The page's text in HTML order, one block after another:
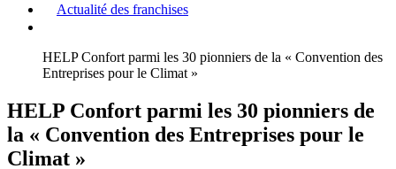
Actualité des franchises
HELP Confort parmi les 30 pionniers de la « Convention des
Entreprises pour le Climat »
HELP Confort parmi les 30 pionniers de
la « Convention des Entreprises pour le
Climat »